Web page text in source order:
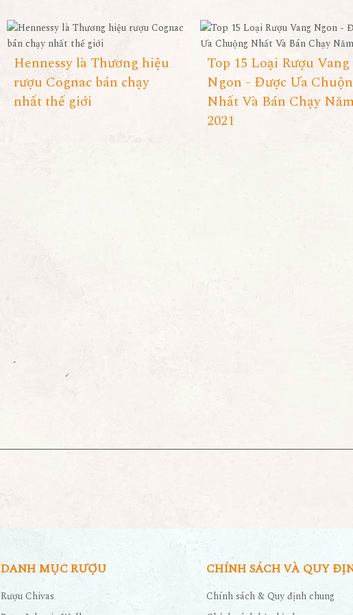
Hennessy là Thương hiệu
rượu Cognac bán chạy
nhất thế giới
Top 15 Loại Rượu Vang
Ngon - Được Ưa
Nhất Và Bán Chạy
2021
DANH MỤC RƯỢU
Rượu Chivas
CHÍNH SÁCH VÀ QUY
Chính sách & Quy định chung